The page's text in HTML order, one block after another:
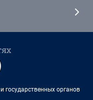
государственных органов